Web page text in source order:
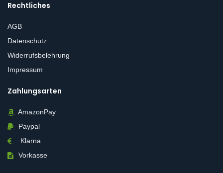
Rechtliches
AGB
Datenschutz
Widerrufsbelehrung
Impressum
Zahlungsarten
AmazonPay
Paypal
Klarna
Vorkasse